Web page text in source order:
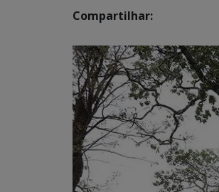
Compartilhar: